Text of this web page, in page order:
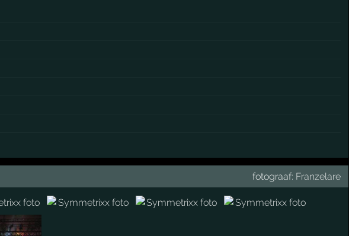
fotograaf: Franzelare